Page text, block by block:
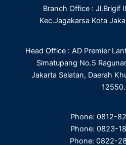
k
Branch Office : Jl.Brigif
Kec.Jagakarsa Kota
Head Office : AD Premier
Simatupang No.5
Jakarta Selatan, Daerah
12550.
Phone: 0812-
Phone: 0823-
Phone: 0822-